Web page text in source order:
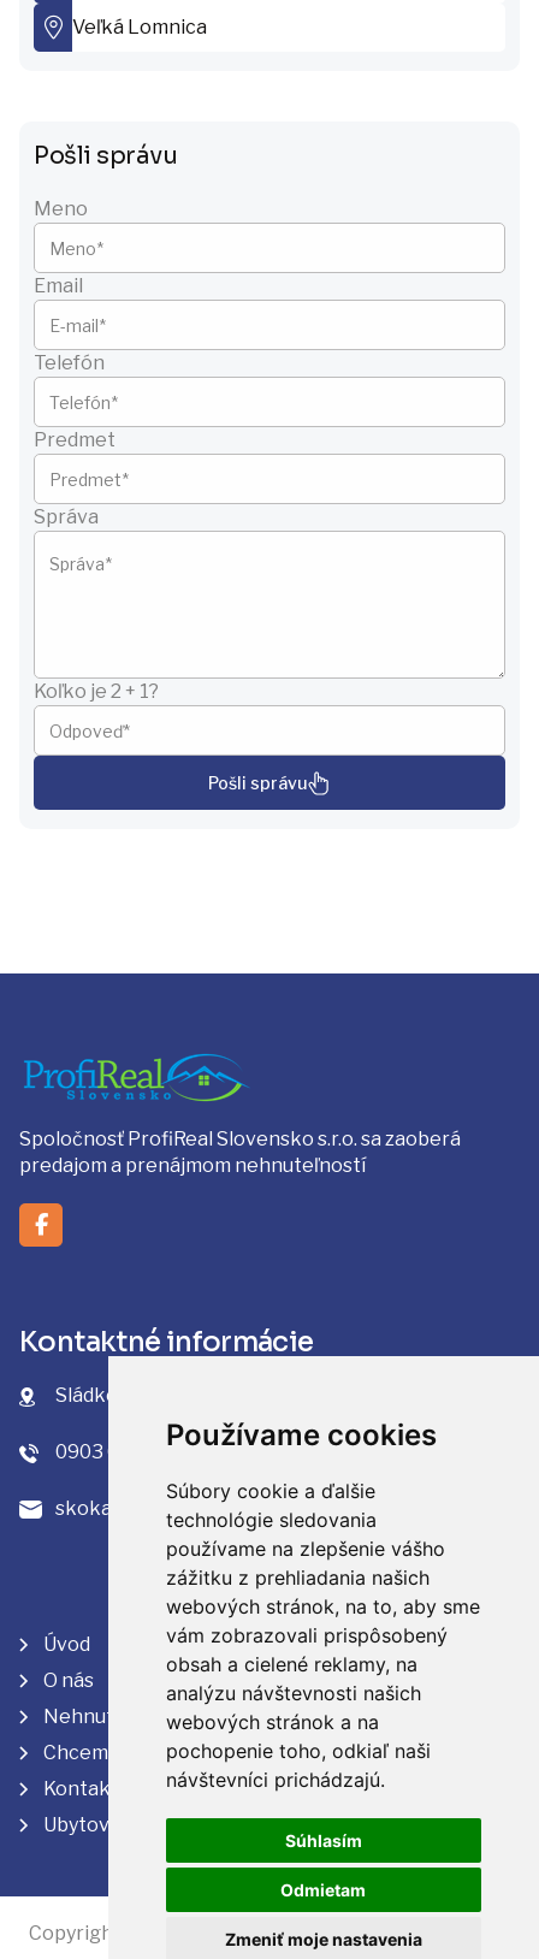
Používame cookies
Súbory cookie a ďalšie
technológie sledovania
používame na zlepšenie vášho
zážitku z prehliadania našich
webových stránok, na to, aby sme
vám zobrazovali prispôsobený
obsah a cielené reklamy, na
analýzu návštevnosti našich
webových stránok a na
pochopenie toho, odkiaľ naši
návštevníci prichádzajú.
Súhlasím
Odmietam
Zmeniť moje nastavenia
Veľká Lomnica
Pošli správu
Meno
Email
Telefón
Predmet
Správa
Koľko je 2 + 1?
Pošli správu
Spoločnosť ProfiReal Slovensko s.r.o. sa zaoberá
predajom a prenájmom nehnuteľností
Kontaktné informácie
Sládkovičova 970/48 Svit, PSČ: 059 21
0903 632 195
skokan@profirealslovensko.sk
Úvod
O nás
Nehnuteľnosti
Chcem predať
Kontakt
Ubytovanie
Copyright © 2013 - 2026 ProfiReal Slovensko s.r.o. All